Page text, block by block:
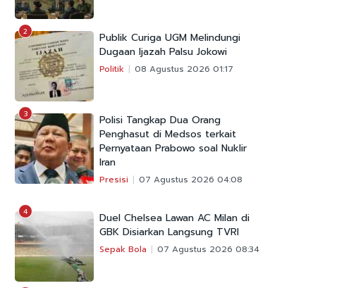
2
Publik Curiga UGM Melindungi
Dugaan Ijazah Palsu Jokowi
Politik 08 Agustus 2026 01:17
3
Polisi Tangkap Dua Orang
Penghasut di Medsos terkait
Pernyataan Prabowo soal Nuklir
Iran
Presisi 07 Agustus 2026 04:08
4
Duel Chelsea Lawan AC Milan di
GBK Disiarkan Langsung TVRI
Sepak Bola 07 Agustus 2026 08:34